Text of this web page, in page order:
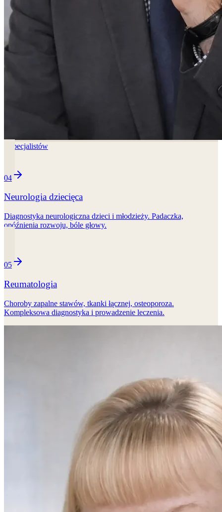
specjalistów
04
Neurologia dziecięca
Diagnostyka neurologiczna dzieci i młodzieży. Padaczka,
opóźnienia rozwoju, bóle głowy.
05
Reumatologia
Choroby zapalne stawów, tkanki łącznej, osteoporoza.
Kompleksowa diagnostyka i prowadzenie leczenia.